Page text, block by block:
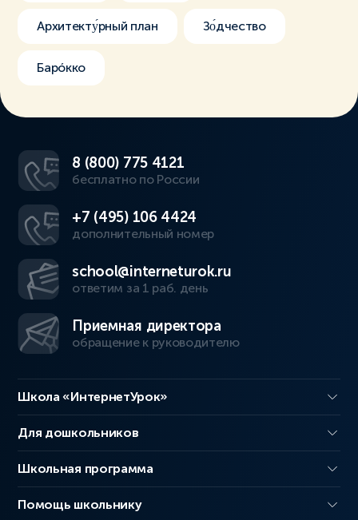
Архитекту́рный план Зо́дчество
Барóкко
8 (800) 775 4121
бесплатно по России
+7 (495) 106 4424
дополнительный номер
school@interneturok.ru
ответим за 1 раб. день
Приемная директора
обращение к руководителю
Школа «ИнтернетУрок»
Для дошкольников
Школьная программа
Помощь школьнику